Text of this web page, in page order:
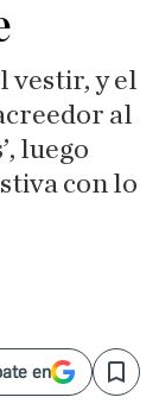
vestir, y el
al
luego
con lo
en Save